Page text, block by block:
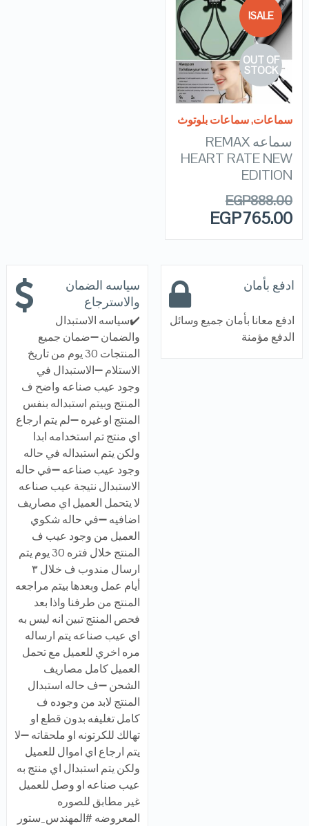
SALE!
OUT OF
STOCK
QUICK LOOK
VIEW DETAILS
READ MORE
سماعات,سماعات بلوتوث
سماعه REMAX
HEART RATE NEW
EDITION
EGP888.00
EGP765.00
ادفع بأمان
ادفع معانا بأمان جميع وسائل
الدفع مؤمنة
سياسه الضمان
والاسترجاع
✔️سياسه الاستبدال
والضمان ➖ضمان جميع
المنتجات 30 يوم من تاريخ
الاستلام ➖الاستبدال في
وجود عيب صناعه واضح ف
المنتج وبيتم استبداله بنفس
المنتج او غيره ➖لم يتم ارجاع
اي منتج تم استخدامه ابدا
ولكن يتم استبداله في حاله
وجود عيب صناعه ➖في حاله
الاستبدال نتيجة عيب صناعه
لا يتحمل العميل اي مصاريف
اضافيه ➖في حاله شكوي
العميل من وجود عيب ف
المنتج خلال فتره 30 يوم يتم
ارسال مندوب ف خلال ٣
أيام عمل وبعدها بيتم مراجعه
المنتج من طرفنا واذا بعد
فحص المنتج تبين انه ليس به
اي عيب صناعه يتم ارساله
مره اخري للعميل مع تحمل
العميل كامل مصاريف
الشحن ➖ف حاله استبدال
المنتج لابد من وجوده ف
كامل تغليفه بدون قطع او
تهالك للكرتونه او ملحقاته ➖لا
يتم ارجاع اي اموال للعميل
ولكن يتم استبدال اي منتج به
عيب صناعه او وصل للعميل
غير مطابق للصوره
المعروضه #المهندس_ستور